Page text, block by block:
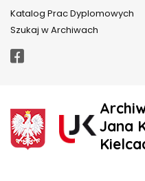
Katalog Prac Dyplomowych
Szukaj w Archiwach
Facebook
Jana